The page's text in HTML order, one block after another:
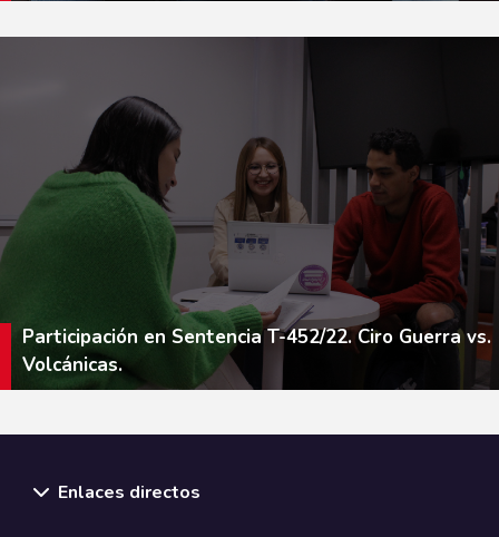
Participación en Sentencia T-452/22. Ciro Guerra vs.
Volcánicas.
Enlaces directos